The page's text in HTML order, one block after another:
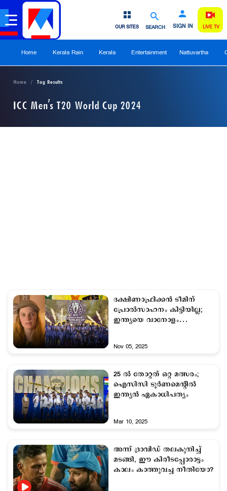
SEARCH SIGN IN
OUR SITES LIVE TV
Home Kerala Rain Kerala Entertainment Nattuvartha
Home Tag Results
ICC Men's T20 World Cup 2024
ദക്ഷിണാഫ്രിക്കന്‍ ടീമിന്
പ്രോല്‍സാഹനം കിട്ടിയില്ല;
ഇന്ത്യയെ വാനോളം
Nov 05, 2025
25 ല്‍ തോറ്റത് ഒറ്റ മത്സരം;
ഐസിസി ടൂര്‍ണമെന്‍റില്‍
ഇന്ത്യന്‍ ഏകാധിപത്യം
Mar 10, 2025
അന്ന് ദ്രാവിഡ് തലകുനിച്ച്
മടങ്ങി, ഈ കിരീടപ്പോരാട്ടം
കാലം കാത്തുവച്ച നീതിയോ?